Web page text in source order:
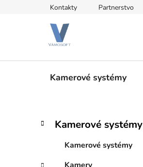
Kontakty Partnerstvo
Kamerové systémy
BPreskočiť
kategórie
K
a
g
Kamerové systémy
Kamerové systémy